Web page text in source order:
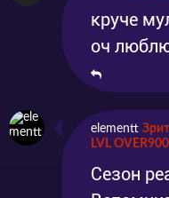
круче
оч
elementt
LVL
Сезон